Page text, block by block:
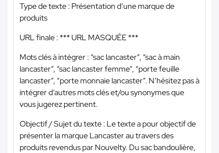
Type de texte : Présentation d’une marque de
produits
URL finale : *** URL MASQUÉE ***
Mots clés à intégrer : “sac lancaster”, “sac à main
lancaster”, “sac lancaster femme”, “porte feuille
lancaster”, “porte monnaie lancaster”. N’hésitez pas à
intégrer d’autres mots clés et/ou synonymes que
vous jugerez pertinent.
Objectif / Sujet du texte : Le texte a pour objectif de
présenter la marque Lancaster au travers des
produits revendus par Nouvelty. Du sac bandoulière,